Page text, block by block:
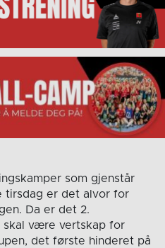
som gjenstår
tirsdag er det alvor for
Da er det 2.
skal være vertskap for
det første hinderet på